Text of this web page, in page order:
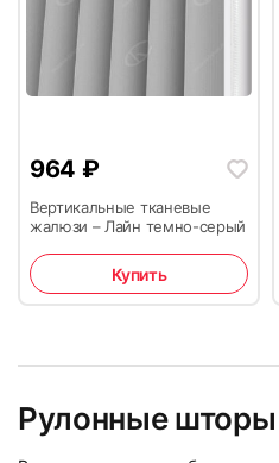
964 ₽
Вертикальные тканевые
жалюзи – Лайн темно-серый
Купить
Рулонные шторы